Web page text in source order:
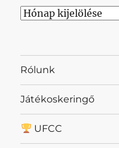
Archívum
Rólunk
Játékoskeringő
UFCC